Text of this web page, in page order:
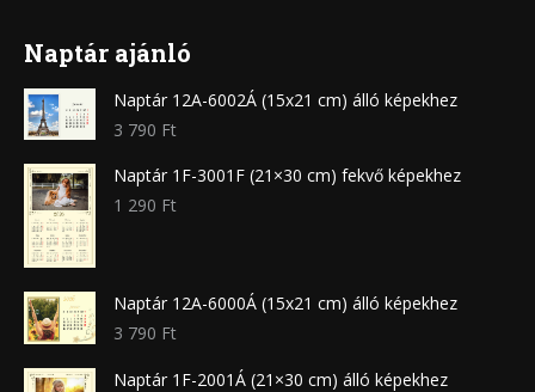
Naptár ajánló
Naptár 12A-6002Á (15x21 cm) álló képekhez
3 790 Ft
Naptár 1F-3001F (21×30 cm) fekvő képekhez
1 290 Ft
Naptár 12A-6000Á (15x21 cm) álló képekhez
3 790 Ft
Naptár 1F-2001Á (21×30 cm) álló képekhez